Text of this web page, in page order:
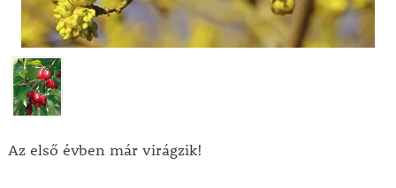
Az első évben már virágzik!